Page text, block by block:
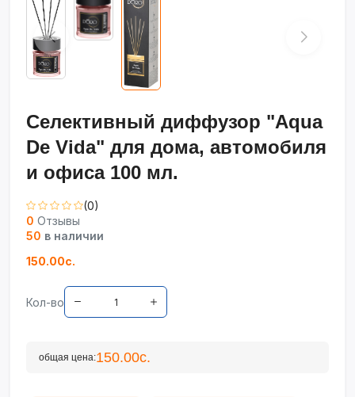
Селективный диффузор "Aqua
De Vida" для дома, автомобиля
и офиса 100 мл.
(0)
0 Отзывы
50 в наличии
150.00с.
Кол-во
общая цена:150.00с.